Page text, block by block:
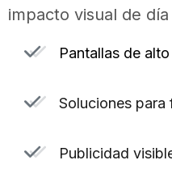
impacto visual de
Pantallas de
Soluciones
Publicidad